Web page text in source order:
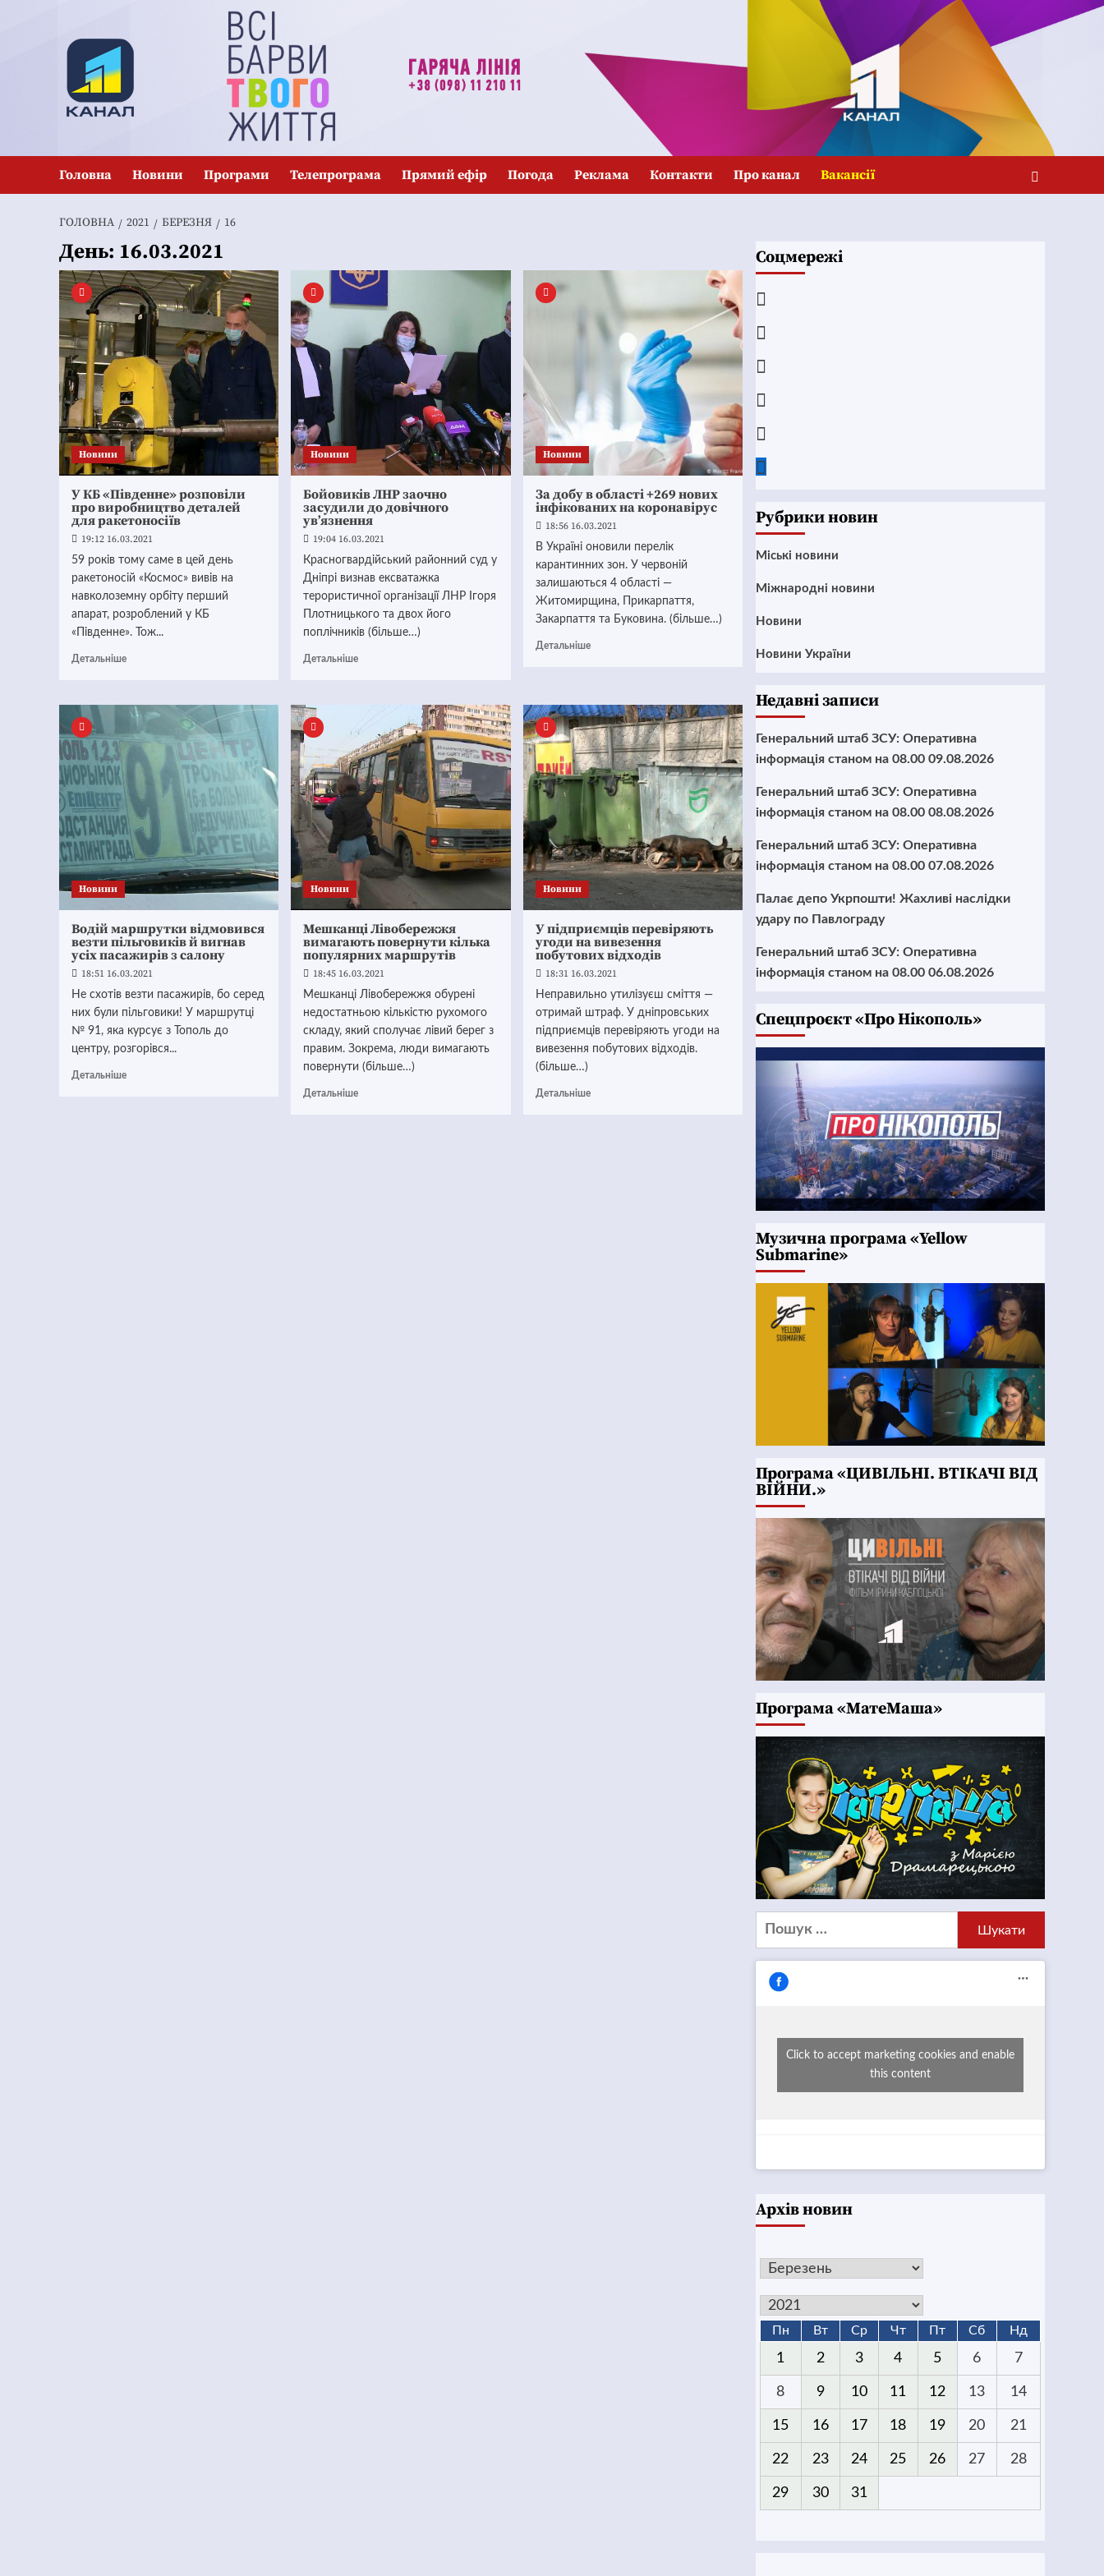
Головна Новини Програми Телепрограма Прямий ефір Погода Реклама Контакти Про канал Вакансії
ГОЛОВНА 2021 БЕРЕЗНЯ 16
День: 16.03.2021
Новини
У КБ «Південне» розповіли
про виробництво деталей
для ракетоносіїв
19:12 16.03.2021
59 років тому саме в цей день
ракетоносій «Космос» вивів на
навколоземну орбіту перший
апарат, розроблений у КБ
«Південне». Тож...
Детальніше
Новини
Бойовиків ЛНР заочно
засудили до довічного
ув’язнення
19:04 16.03.2021
Красногвардійський районний суд у
Дніпрі визнав ексватажка
терористичної організації ЛНР Ігоря
Плотницького та двох його
поплічників (більше…)
Детальніше
Новини
За добу в області +269 нових
інфікованих на коронавірус
18:56 16.03.2021
В Україні оновили перелік
карантинних зон. У червоній
залишаються 4 області —
Житомирщина, Прикарпаття,
Закарпаття та Буковина. (більше…)
Детальніше
Новини
Водій маршрутки відмовився
везти пільговиків й вигнав
усіх пасажирів з салону
18:51 16.03.2021
Не схотів везти пасажирів, бо серед
них були пільговики! У маршрутці
№ 91, яка курсує з Тополь до
центру, розгорівся...
Детальніше
Новини
Мешканці Лівобережжя
вимагають повернути кілька
популярних маршрутів
18:45 16.03.2021
Мешканці Лівобережжя обурені
недостатньою кількістю рухомого
складу, який сполучає лівий берег з
правим. Зокрема, люди вимагають
повернути (більше…)
Детальніше
Новини
У підприємців перевіряють
угоди на вивезення
побутових відходів
18:31 16.03.2021
Неправильно утилізуєш сміття —
отримай штраф. У дніпровських
підприємців перевіряють угоди на
вивезення побутових відходів.
(більше…)
Детальніше
Соцмережі
Рубрики новин
Mіські новини
Міжнародні новини
Новини
Новини України
Недавні записи
Генеральний штаб ЗСУ: Оперативна
інформація станом на 08.00 09.08.2026
Генеральний штаб ЗСУ: Оперативна
інформація станом на 08.00 08.08.2026
Генеральний штаб ЗСУ: Оперативна
інформація станом на 08.00 07.08.2026
Палає депо Укрпошти! Жахливі наслідки
удару по Павлограду
Генеральний штаб ЗСУ: Оперативна
інформація станом на 08.00 06.08.2026
Cпецпроєкт «Про Нікополь»
Музична програма «Yellow
Submarine»
Програма «ЦИВІЛЬНІ. ВТІКАЧІ ВІД
ВІЙНИ.»
Програма «МатеМаша»
Пошук:
Click to accept marketing cookies and enable
this content
Архів новин
Пн Вт Ср Чт Пт Сб Нд
1 2 3 4 5 6 7
8 9 10 11 12 13 14
15 16 17 18 19 20 21
22 23 24 25 26 27 28
29 30 31